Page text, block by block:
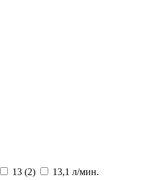
13 (2)
13,1 л/мин.